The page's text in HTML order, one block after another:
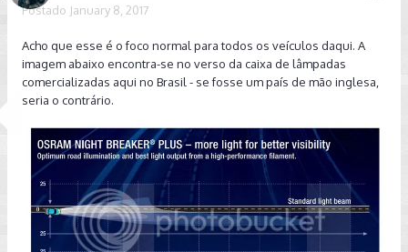
Postado January 8, 2017
Acho que esse é o foco normal para todos os veículos daqui. A
imagem abaixo encontra-se no verso da caixa de lâmpadas
comercializadas aqui no Brasil - se fosse um país de mão inglesa,
seria o contrário.